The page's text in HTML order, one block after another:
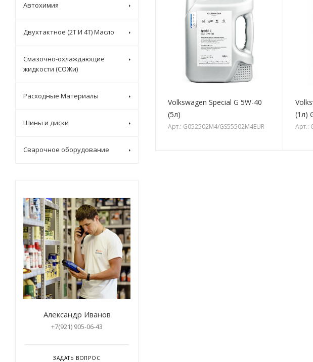
Volkswagen Special G 5W-40
(5л)
Арт.: G052502M4/GS55502M4EUR
(1л)
Арт.:
Автохимия
Двухтактное (2T И 4T) Масло
Смазочно-охлаждающие
жидкости (СОЖи)
Расходные Материалы
Шины и диски
Сварочное оборудование
Александр Иванов
+7(921) 905-06-43
ЗАДАТЬ ВОПРОС